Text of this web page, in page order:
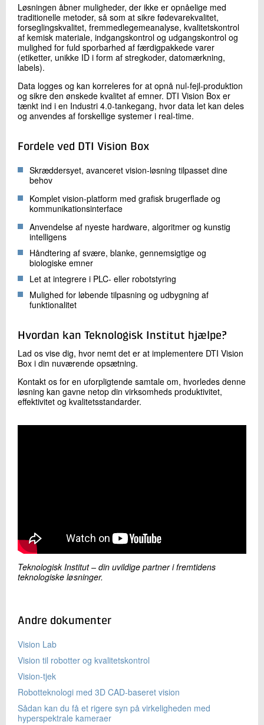
Løsningen åbner muligheder, der ikke er opnåelige med
traditionelle metoder, så som at sikre fødevarekvalitet,
forseglingskvalitet, fremmedlegemeanalyse, kvalitetskontrol
af kemisk materiale, indgangskontrol og udgangskontrol og
mulighed for fuld sporbarhed af færdigpakkede varer
(etiketter, unikke ID i form af stregkoder, datomærkning,
labels).
Data logges og kan korreleres for at opnå nul-fejl-produktion
og sikre den ønskede kvalitet af emner. DTI Vision Box er
tænkt ind i en Industri 4.0-tankegang, hvor data let kan deles
og anvendes af forskellige systemer i real-time.
Fordele ved DTI Vision Box
Skræddersyet, avanceret vision-løsning tilpasset dine
behov
Komplet vision-platform med grafisk brugerflade og
kommunikationsinterface
Anvendelse af nyeste hardware, algoritmer og kunstig
intelligens
Håndtering af svære, blanke, gennemsigtige og
biologiske emner
Let at integrere i PLC- eller robotstyring
Mulighed for løbende tilpasning og udbygning af
funktionalitet
Hvordan kan Teknologisk Institut hjælpe?
Lad os vise dig, hvor nemt det er at implementere DTI Vision
Box i din nuværende opsætning.
Kontakt os for en uforpligtende samtale om, hvorledes denne
løsning kan gavne netop din virksomheds produktivitet,
effektivitet og kvalitetsstandarder.
Teknologisk Institut – din uvildige partner i fremtidens
teknologiske løsninger.
Andre dokumenter
Vision Lab
Vision til robotter og kvalitetskontrol
Vision-tjek
Robotteknologi med 3D CAD-baseret vision
Sådan kan du få et rigere syn på virkeligheden med
hyperspektrale kameraer